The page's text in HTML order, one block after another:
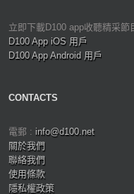
立即下載D100 app收聽精采節
D100 App iOS 用戶
D100 App Android 用戶
CONTACTS
電郵 : info@d100.net
關於我們
聯絡我們
使用條款
隱私權政策